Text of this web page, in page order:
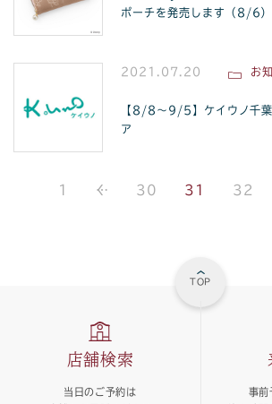
ポーチを発売します（8/6）
2021.07.20 お
【8/8～9/5】ケイウノ千葉
ア
1 … 30 31 32
TOP
店舗検索
当日のご予約は
事前